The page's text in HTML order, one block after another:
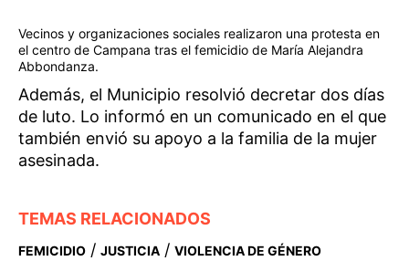
Vecinos y organizaciones sociales realizaron una protesta en
el centro de Campana tras el femicidio de María Alejandra
Abbondanza.
Además, el Municipio resolvió decretar dos días
de luto. Lo informó en un comunicado en el que
también envió su apoyo a la familia de la mujer
asesinada.
TEMAS RELACIONADOS
FEMICIDIO / JUSTICIA / VIOLENCIA DE GÉNERO